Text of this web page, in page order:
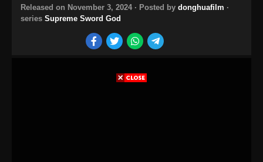
Released on November 3, 2024 · Posted by donghuafilm ·
series Supreme Sword God